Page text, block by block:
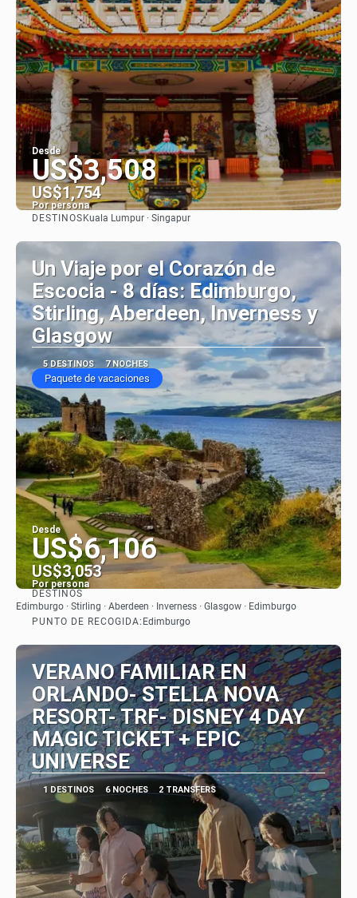
Desde
US$3,508
US$1,754
Por persona
Ver
DESTINOS Kuala Lumpur · Singapur
Un Viaje por el Corazón de
Escocia - 8 días: Edimburgo,
Stirling, Aberdeen, Inverness y
Glasgow
5 DESTINOS 7 NOCHES
Paquete de vacaciones
Desde
US$6,106
US$3,053
Por persona
Ver
DESTINOS
Edimburgo · Stirling · Aberdeen · Inverness · Glasgow · Edimburgo
PUNTO DE RECOGIDA: Edimburgo
VERANO FAMILIAR EN
ORLANDO- STELLA NOVA
RESORT- TRF- DISNEY 4 DAY
MAGIC TICKET + EPIC
UNIVERSE
1 DESTINOS 6 NOCHES 2 TRANSFERS